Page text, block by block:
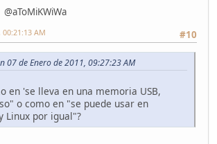
@aToMiKWiWa
#10
AM
07 de Enero de 2011, 09:27:23 AM
en 'se lleva en una memoria USB,
o como en "se puede usar en
Linux por igual"?